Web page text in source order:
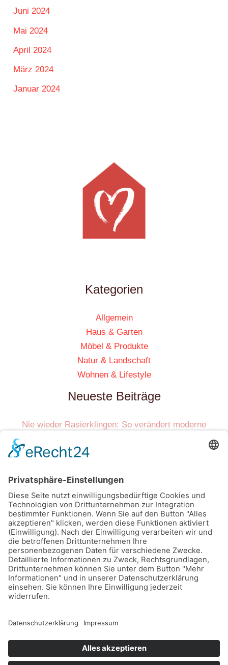
Juni 2024
Mai 2024
April 2024
März 2024
Januar 2024
Kategorien
Allgemein
Haus & Garten
Möbel & Produkte
Natur & Landschaft
Wohnen & Lifestyle
Neueste Beiträge
Nie wieder Rasierklingen: So verändert moderne
Beruhigende Klangkulisse im Garten schaffen mit einem
Feiern unter freiem Himmel: Wo Abenteuer und Genuss
Hand in Hand gehen
Ein Geschenk, das in Erinnerung bleibt – so begrüßt du das
kleine Wunder mit Stil
Alte Mauern, neue Technik: Ihr Altbau im neuen Glanz
Schlagwörter
Copyright © 2026 Haus Herz Garten